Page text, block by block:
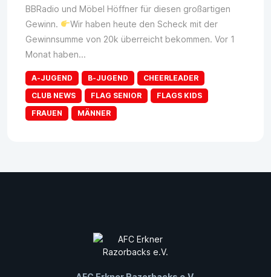
BBRadio und Möbel Höffner für diesen großartigen
Gewinn.
Wir haben heute den Scheck mit der
Gewinnsumme von 20k überreicht bekommen. Vor 1
Monat haben...
A-JUGEND B-JUGEND
CHEERLEADER
CLUB NEWS
FLAG SENIOR
FLAGS KIDS
FRAUEN
MÄNNER